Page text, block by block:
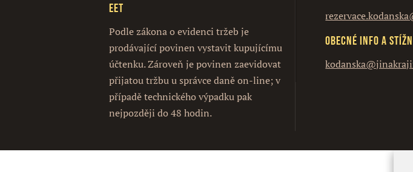
EET
Podle zákona o evidenci tržeb je
prodávající povinen vystavit kupujícímu
účtenku. Zároveň je povinen zaevidovat
přijatou tržbu u správce daně on-line; v
případě technického výpadku pak
nejpozději do 48 hodin.
Obecné info a